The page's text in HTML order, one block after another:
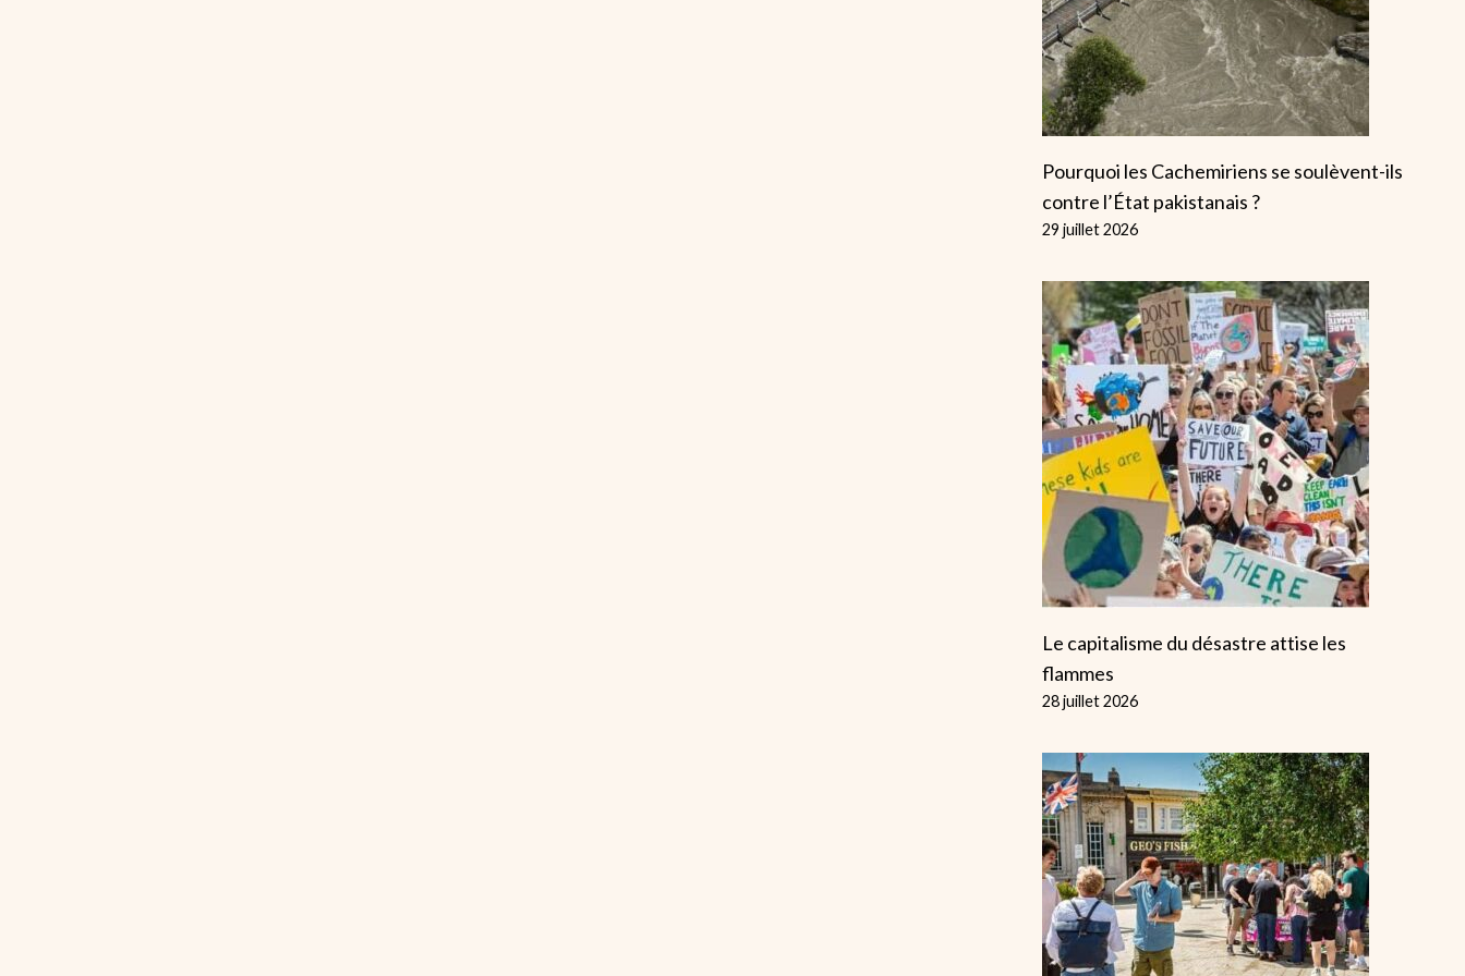
Pourquoi les Cachemiriens se soulèvent-ils
contre l’État pakistanais ?
29 juillet 2026
Le capitalisme du désastre attise les
flammes
28 juillet 2026